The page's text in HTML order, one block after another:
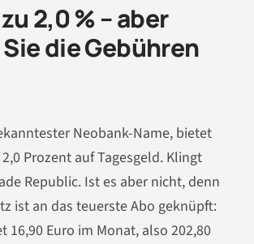
2,0 % – aber
die Gebühren
Neobank-Name, bietet
Prozent auf Tagesgeld. Klingt
Republic. Ist es aber nicht, denn
ist an das teuerste Abo geknüpft:
16,90 Euro im Monat, also 202,80